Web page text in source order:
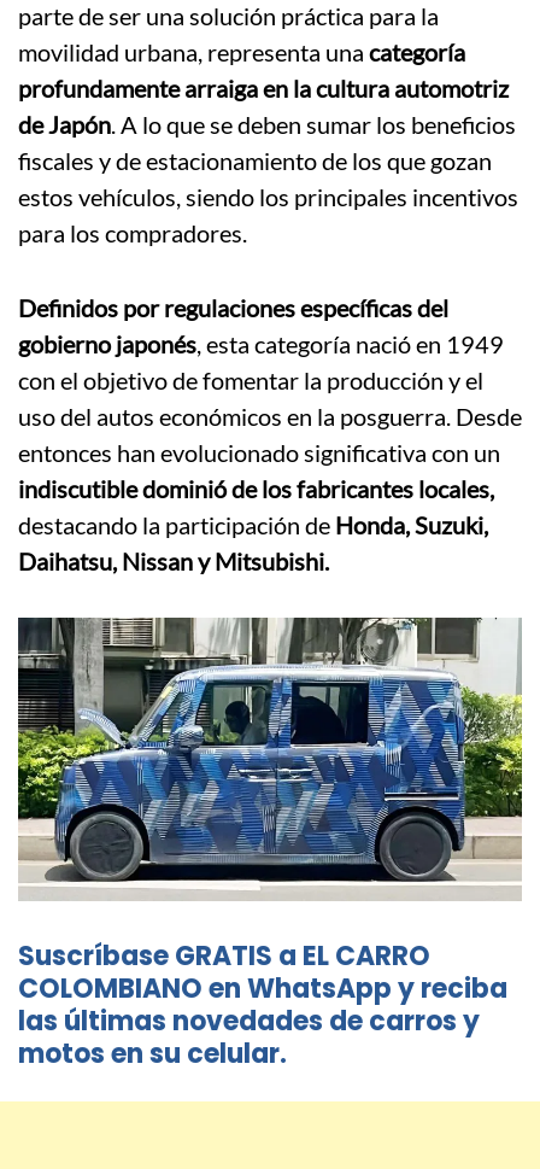
parte de ser una solución práctica para la
movilidad urbana, representa una categoría
profundamente arraiga en la cultura automotriz
de Japón. A lo que se deben sumar los beneficios
fiscales y de estacionamiento de los que gozan
estos vehículos, siendo los principales incentivos
para los compradores.
Definidos por regulaciones específicas del
gobierno japonés, esta categoría nació en 1949
con el objetivo de fomentar la producción y el
uso del autos económicos en la posguerra. Desde
entonces han evolucionado significativa con un
indiscutible dominió de los fabricantes locales,
destacando la participación de Honda, Suzuki,
Daihatsu, Nissan y Mitsubishi.
Suscríbase GRATIS a EL CARRO
COLOMBIANO en WhatsApp y reciba
las últimas novedades de carros y
motos en su celular.